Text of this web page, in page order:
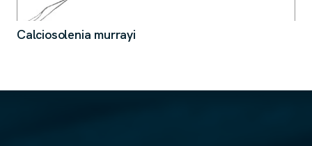
Calciosolenia murrayi